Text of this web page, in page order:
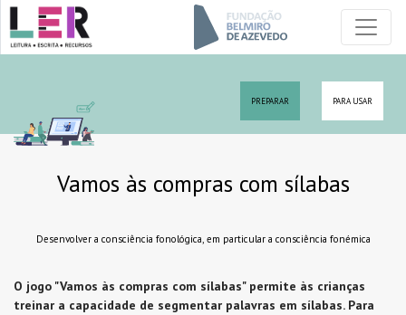
PREPARAR PARA USAR
Vamos às compras com sílabas
Desenvolver a consciência fonológica, em particular a consciência fonémica
O jogo "Vamos às compras com sílabas" permite às crianças
treinar a capacidade de segmentar palavras em sílabas. Para